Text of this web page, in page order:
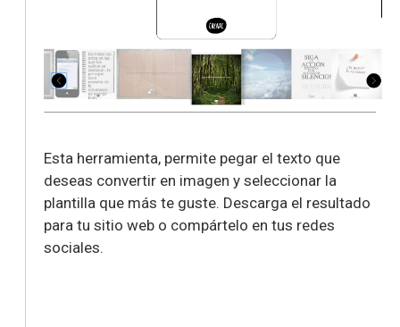
Esta herramienta, permite pegar el texto que
deseas convertir en imagen y seleccionar la
plantilla que más te guste. Descarga el resultado
para tu sitio web o compártelo en tus redes
sociales.